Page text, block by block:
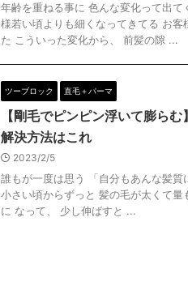
年齢を重ねる事に 色んな変化って出
様若い頃よりも細くなってきてる お
た こういった変化から、 前髪の隙 ...
ツーブロック 直毛＋パーマ
【剛毛でピンピン浮いて膨ら
解決方法はこれ
2023/2/5
誰もが一度は思う 「自分もあんな髪質
小さい頃からずっと 髪の毛が太くて
に なって、 少し伸ばすと ...